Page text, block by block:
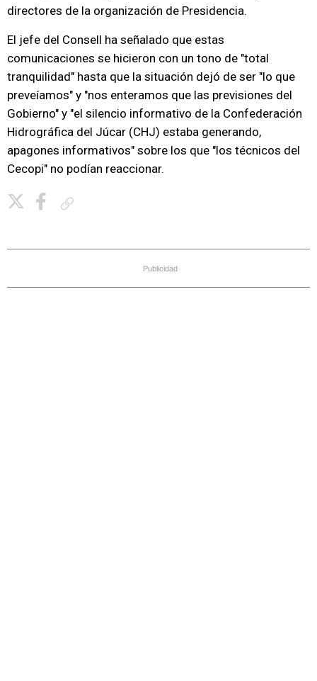
directores de la organización de Presidencia.
El jefe del Consell ha señalado que estas
comunicaciones se hicieron con un tono de "total
tranquilidad" hasta que la situación dejó de ser "lo que
preveíamos" y "nos enteramos que las previsiones del
Gobierno" y "el silencio informativo de la Confederación
Hidrográfica del Júcar (CHJ) estaba generando,
apagones informativos" sobre los que "los técnicos del
Cecopi" no podían reaccionar.
Publicidad